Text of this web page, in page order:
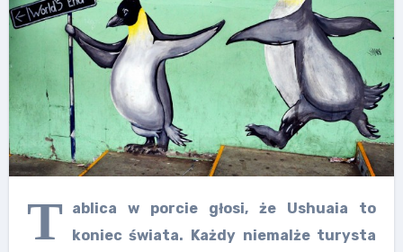
T
ablica w porcie głosi, że Ushuaia to
koniec świata. Każdy niemalże turysta